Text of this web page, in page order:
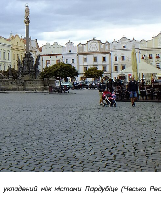
між містами Пардубіце (Чеська